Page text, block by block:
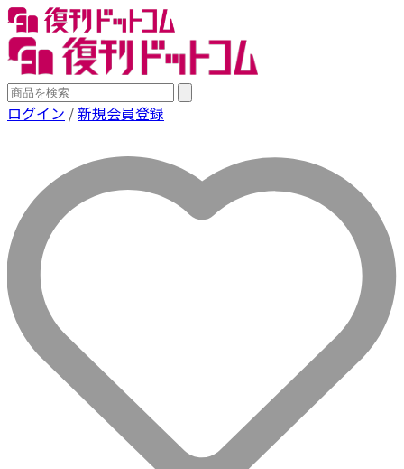
ログイン /新規会員登録